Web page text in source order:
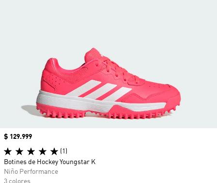
Precio
$ 129.999
(1)
Botines de Hockey Youngstar K
Niño Performance
3 colores